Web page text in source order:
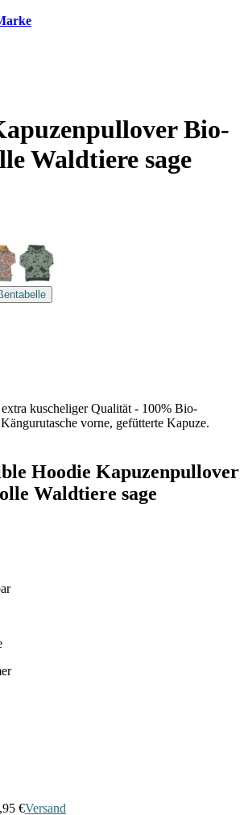
Bio-
Waldtiere sage
kuscheliger Qualität - 100% Bio-
vorne, gefütterte Kapuze.
Hoodie Kapuzenpullover
Waldtiere sage
€Versand